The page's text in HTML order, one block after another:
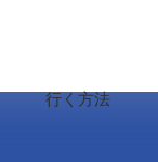
行く方法